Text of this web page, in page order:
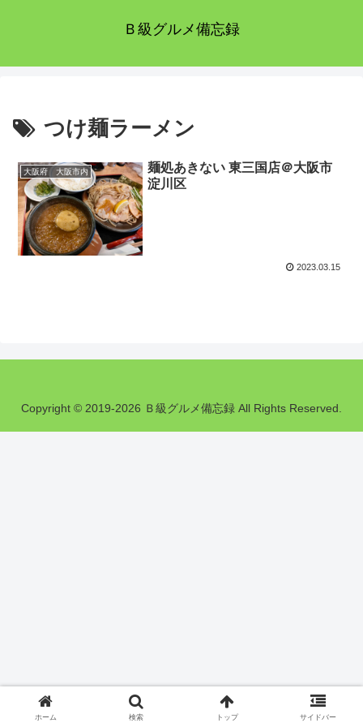
Ｂ級グルメ備忘録
つけ麺ラーメン
大阪府 大阪市内
麺処あきない 東三国店＠大阪市
淀川区
2023.03.15
Copyright © 2019-2026 Ｂ級グルメ備忘録 All Rights Reserved.
ホーム 検索 トップ サイドバー